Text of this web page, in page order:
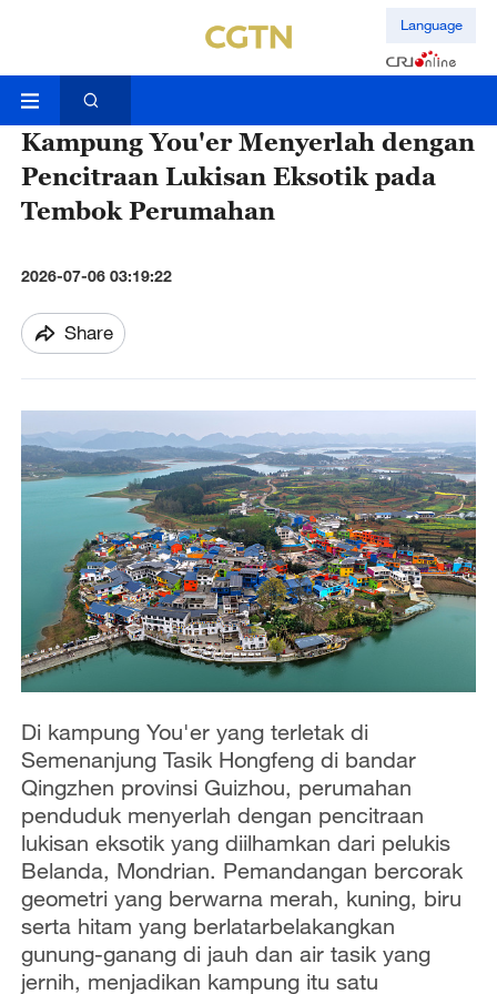
Language
Kampung You'er Menyerlah dengan
Pencitraan Lukisan Eksotik pada
Tembok Perumahan
2026-07-06 03:19:22
Share
Di kampung You'er yang terletak di
Semenanjung Tasik Hongfeng di bandar
Qingzhen provinsi Guizhou, perumahan
penduduk menyerlah dengan pencitraan
lukisan eksotik yang diilhamkan dari pelukis
Belanda, Mondrian. Pemandangan bercorak
geometri yang berwarna merah, kuning, biru
serta hitam yang berlatarbelakangkan
gunung-ganang di jauh dan air tasik yang
jernih, menjadikan kampung itu satu